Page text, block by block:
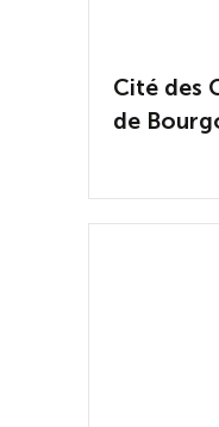
Cité des
de